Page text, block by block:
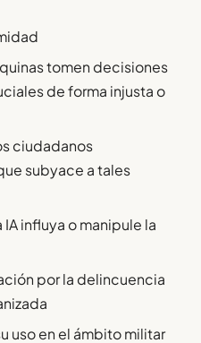
tomen decisiones
de forma injusta o
ciudadanos
subyace a tales
influya o manipule la
por la delincuencia
uso en el ámbito militar